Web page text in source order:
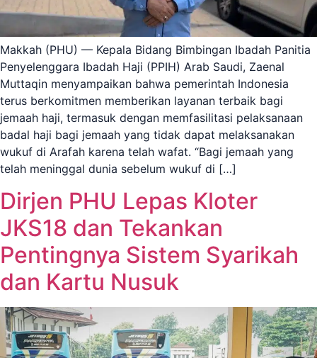
Makkah (PHU) — Kepala Bidang Bimbingan Ibadah Panitia
Penyelenggara Ibadah Haji (PPIH) Arab Saudi, Zaenal
Muttaqin menyampaikan bahwa pemerintah Indonesia
terus berkomitmen memberikan layanan terbaik bagi
jemaah haji, termasuk dengan memfasilitasi pelaksanaan
badal haji bagi jemaah yang tidak dapat melaksanakan
wukuf di Arafah karena telah wafat. “Bagi jemaah yang
telah meninggal dunia sebelum wukuf di […]
Dirjen PHU Lepas Kloter
JKS18 dan Tekankan
Pentingnya Sistem Syarikah
dan Kartu Nusuk